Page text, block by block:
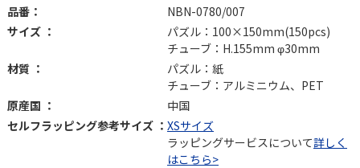
品番：
NBN-0780/007
サイズ ：
パズル：100×150mm(150pcs)
チューブ：H.155mm φ30mm
材質 ：
パズル：紙
チューブ：アルミニウム、PET
原産国 ：
中国
セルフラッピング参考サイズ ： XSサイズ
ラッピングサービスについて詳しく
はこちら>